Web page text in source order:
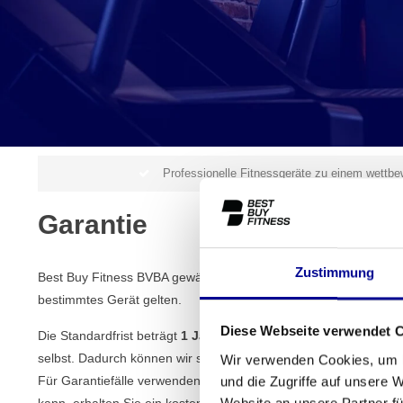
Zustimmung
Diese Webseite verwendet
Wir verwenden Cookies,
und die Zugriffe auf unsere
Professionelle Fitnessgeräte zu einem
Garantie
Best Buy Fitness BVBA gewährt Garantie auf (fast) alle
bestimmtes Gerät gelten.
Die Standardfrist beträgt 1 Jahr
Garantie auf Arbeitsleistung,
selbst. Dadurch können wir sehr schnell auf eine Störung
Für Garantiefälle verwenden wir ein Austauschsystem. Das